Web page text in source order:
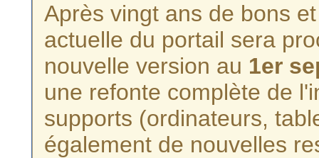
Après vingt ans de bons
actuelle du portail sera
nouvelle version au 1er
une refonte complète de
supports (ordinateurs,
également de nouvelles